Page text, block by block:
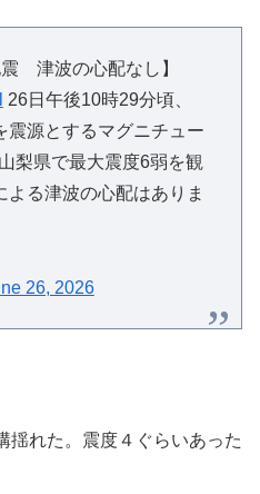
震 津波の心配なし】
26日午後10時29分頃、
震源とするマグニチュー
梨県で最大震度6弱を観
る津波の心配はありま
26, 2026
揺れた。震度４ぐらいあった